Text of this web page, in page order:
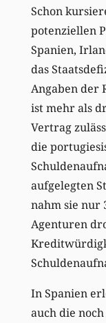
Schon
potenziellen
Spanien,
das
Angaben der
ist mehr als
Vertrag
die
aufgelegten
nahm sie nur
Agenturen
In Spanien
auch die